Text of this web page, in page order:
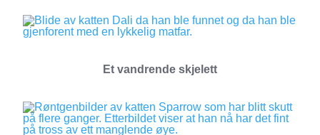
Et vandrende skjelett